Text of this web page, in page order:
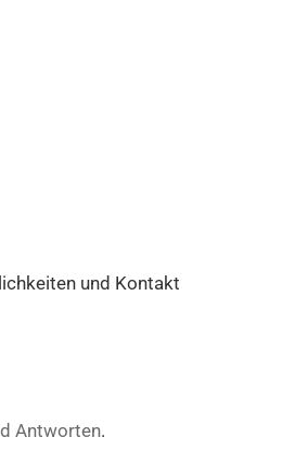
und Kontakt
Antworten.